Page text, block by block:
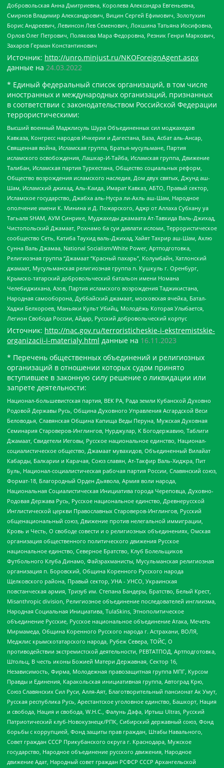
Добровольская Анна Дмитриевна, Королева Александра Евгеньевна,
Смирнов Владимир Александрович, Вицин Сергей Ефимович, Золотухин
Борис Андреевич, Левинсон Лев Семенович, Локшина Татьяна Иосифовна,
Орлов Олег Петрович, Полякова Мара Федоровна, Резник Генри Маркович,
Захаров Герман Константинович
Источник: http://unro.minjust.ru/NKOForeignAgent.aspx
данные на 24.03.2022
* Единый федеральный список организаций, в том числе
иностранных и международных организаций, признанных
в соответствии с законодательством Российской Федерации
террористическими:
Высший военный Маджлисуль Шура Объединенных сил моджахедов
Кавказа, Конгресс народов Ичкерии и Дагестана, База, Асбат аль-Ансар,
Священная война, Исламская группа, Братья-мусульмане, Партия
исламского освобождения, Лашкар-И-Тайба, Исламская группа, Движение
Талибан, Исламская партия Туркестана, Общество социальных реформ,
Общество возрождения исламского наследия, Дом двух святых, Джунд аш-
Шам, Исламский джихад, Аль-Каида, Имарат Кавказ, АБТО, Правый сектор,
Исламское государство, Джабха аль-Нусра ли-Ахль аш-Шам, Народное
ополчение имени К. Минина и Д. Пожарского, Аджр от Аллаха Субхану уа
Тагьаля SHAM, АУМ Синрике, Муджахеды джамаата Ат-Тавхида Валь-Джихад,
Чистопольский Джамаат, Рохнамо ба суи давлати исломи, Террористическое
сообщество Сеть, Катиба Таухид валь-Джихад, Хайят Тахрир аш-Шам, Ахлю
Сунна Валь Джамаа, National Socialism/White Power, Артподготовка,
Религиозная группа “Джамаат “Красный пахарь”, Колумбайн, Хатлонский
джамаат, Мусульманская религиозная группа п. Кушкуль г. Оренбург,
Крымско-татарский добровольческий батальон имени Номана
Челебиджихана, Азов, Партия исламского возрождения Таджикистана,
Народная самооборона, Дуббайский джамаат, московская ячейка, Батал-
Хаджи Белхороев, Маньяки Культ Убийц, Молодёжь Которая Улыбается,
Легион Свобода России, Айдар, Русский добровольческий корпус
Источник: http://nac.gov.ru/terroristicheskie-i-ekstremistskie-
organizacii-i-materialy.html данные на 16.11.2023
* Перечень общественных объединений и религиозных
организаций в отношении которых судом принято
вступившее в законную силу решение о ликвидации или
запрете деятельности:
Национал-большевистская партия, ВЕК РА, Рада земли Кубанской Духовно
Родовой Державы Русь, Община Духовного Управления Асгардской Веси
Беловодья, Славянская Община Капища Веды Перуна, Мужская Духовная
Семинария Староверов-Инглингов, Нурджулар, К Богодержавию, Таблиги
Джамаат, Свидетели Иеговы, Русское национальное единство, Национал-
социалистическое общество, Джамаат мувахидов, Объединенный Вилайат
Кабарды, Балкарии и Карачая, Союз славян, Ат-Такфир Валь-Хиджра, Пит
Буль, Национал-социалистическая рабочая партия России, Славянский союз,
Формат-18, Благородный Орден Дьявола, Армия воли народа,
Национальная Социалистическая Инициатива города Череповца, Духовно-
Родовая Держава Русь, Русское национальное единство, Древнерусской
Инглистической церкви Православных Староверов-Инглингов, Русский
общенациональный союз, Движение против нелегальной иммиграции,
Кровь и Честь, О свободе совести и о религиозных объединениях, Омская
организация общественного политического движения Русское
национальное единство, Северное Братство, Клуб Болельщиков
Футбольного Клуба Динамо, Файзрахманисты, Мусульманская религиозная
организация п. Боровский, Община Коренного Русского народа
Щелковского района, Правый сектор, УНА - УНСО, Украинская
повстанческая армия, Тризуб им. Степана Бандеры, Братство, Белый Крест,
Misanthropic division, Религиозное объединение последователей инглиизма,
Народная Социальная Инициатива, TulaSkins, Этнополитическое
объединение Русские, Русское национальное объединение Атака, Мечеть
Мирмамеда, Община Коренного Русского народа г. Астрахани, ВОЛЯ,
Меджлис крымскотатарского народа, Рубеж Севера, ТОЙС, О
противодействии экстремистской деятельности, РЕВТАТПОД, Артподготовка,
Штольц, В честь иконы Божией Матери Державная, Сектор 16,
Независимость, Фирма, Молодежная правозащитная группа МПГ, Курсом
Правды и Единения, Каракольская инициативная группа, Автоград Крю,
Союз Славянских Сил Руси, Алля-Аят, Благотворительный пансионат Ак Умут,
Русская республика Русь, Арестантское уголовное единство, Башкорт, Нация
и свобода, Нация и свобода, W.H.С., Фалунь Дафа, Иртыш Ultras, Русский
Патриотический клуб-Новокузнецк/РПК, Сибирский державный союз, Фонд
борьбы с коррупцией, Фонд защиты прав граждан, Штабы Навального,
Совет граждан СССР Прикубанского округа г. Краснодара, Мужское
государство, Народное объединение русского движения, Народное
движение Адат, Народный совет граждан РСФСР СССР Архангельской